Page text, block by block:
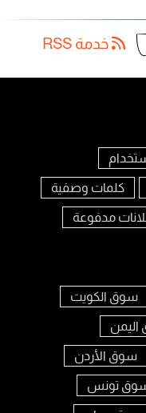
خدمة RSS
كلمات وصفية
مدفوعة
سوق الكويت
سوق الأردن
تونس